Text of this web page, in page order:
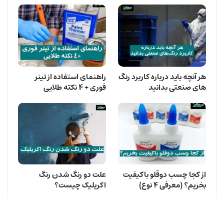
هر آنچه باید درباره کاربرد رنگ
‌های صنعتی بدانید
راهنمای استفاده از تینر
فوری + ۴ نکته طلایی
از کجا چسب دوقلو باکیفیت
بخریم؟ (معرفی ۴ نوع)
علت دو رنگ شدن رنگ
اکریلیک چیست؟